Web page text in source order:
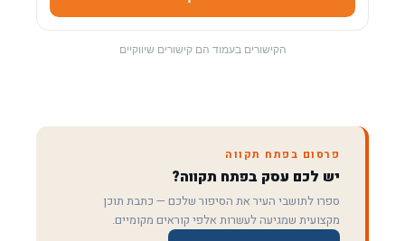
הקישורים בעמוד הם קישורים שיווקיים
פרסום בפתח תקווה
יש לכם עסק בפתח תקווה?
ספרו לתושבי העיר את הסיפור שלכם — כתבת תוכן
מקצועית שמגיעה לעשרות אלפי קוראים מקומיים.